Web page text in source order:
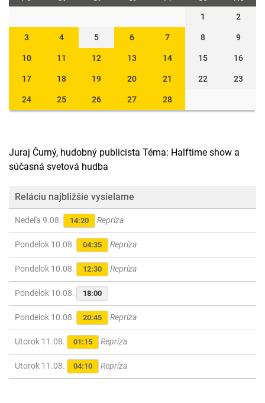
1
2
3 4 5 6 7 8 9
10 11 12 13 14 15 16
17 18 19 20 21 22 23
24 25 26 27 28
Juraj Čurný, hudobný publicista Téma: Halftime show a
súčasná svetová hudba
Reláciu najbližšie vysielame
Nedeľa 9.08. 14:20 Repríza
Pondelok 10.08. 04:35 Repríza
Pondelok 10.08. 12:30 Repríza
Pondelok 10.08. 18:00
Pondelok 10.08. 20:45 Repríza
Utorok 11.08. 01:15 Repríza
Utorok 11.08. 04:10 Repríza